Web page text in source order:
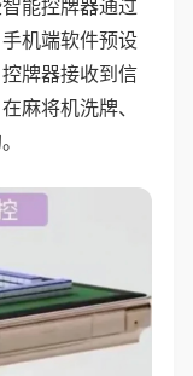
能控牌器通过
机端软件预设
牌器接收到信
麻将机洗牌、